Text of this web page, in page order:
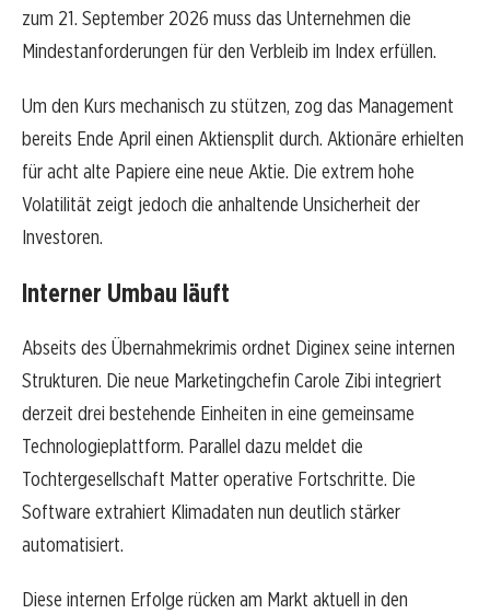
zum 21. September 2026 muss das Unternehmen die
Mindestanforderungen für den Verbleib im Index erfüllen.
Um den Kurs mechanisch zu stützen, zog das Management
bereits Ende April einen Aktiensplit durch. Aktionäre erhielten
für acht alte Papiere eine neue Aktie. Die extrem hohe
Volatilität zeigt jedoch die anhaltende Unsicherheit der
Investoren.
Interner Umbau läuft
Abseits des Übernahmekrimis ordnet Diginex seine internen
Strukturen. Die neue Marketingchefin Carole Zibi integriert
derzeit drei bestehende Einheiten in eine gemeinsame
Technologieplattform. Parallel dazu meldet die
Tochtergesellschaft Matter operative Fortschritte. Die
Software extrahiert Klimadaten nun deutlich stärker
automatisiert.
Diese internen Erfolge rücken am Markt aktuell in den